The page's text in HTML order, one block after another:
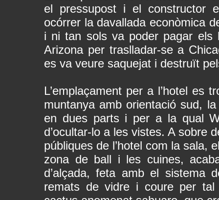
el pressupost i el constructor
ocórrer la davallada econòmica
i ni tan sols va poder pagar els
Arizona per traslladar-se a
es va veure saquejat i destruït
L’emplaçament per a l’hotel es
muntanya amb orientació sud,
en dues parts i per a la qual
d’ocultar-lo a les vistes. A sobre
públiques de l’hotel com la sala,
zona de ball i les cuines,
d’alçada, feta amb el sistema
remats de vidre i coure per tal